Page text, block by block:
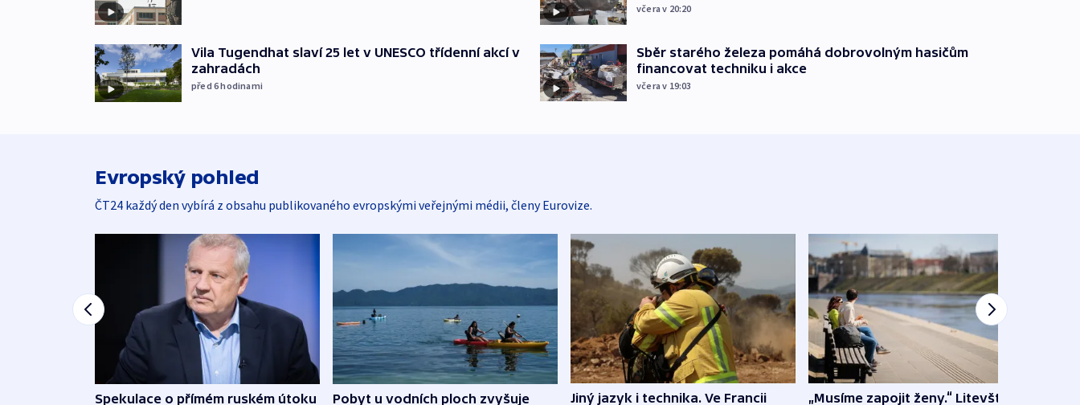
Vila Tugendhat slaví 25 let v UNESCO třídenní akcí v
zahradách
před 6hodinami
včera v 20:20
Sběr starého železa pomáhá dobrovolným hasičům
financovat techniku i akce
včera v 19:03
Evropský pohled
ČT24 každý den vybírá z obsahu publikovaného evropskými veřejnými médii, členy Eurovize.
Spekulace o přímém ruském útoku Pobyt u vodních ploch zvyšuje Jiný jazyk i technika. Ve Francii „Musíme zapojit ženy.“ Litevští